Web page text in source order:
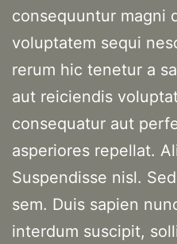
consequuntur magni
voluptatem sequi
rerum hic tenetur a
aut reiciendis
consequatur aut
asperiores repellat.
Suspendisse nisl.
sem. Duis sapien
interdum suscipit,